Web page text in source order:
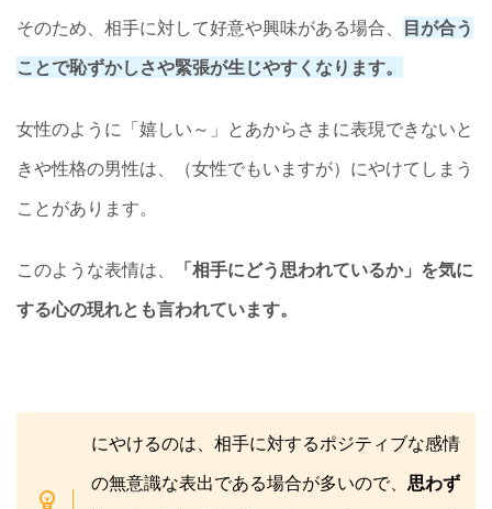
そのため、相手に対して好意や興味がある場合、 目が合う
ことで恥ずかしさや緊張が生じやすくなります。
女性のように「嬉しい～」とあからさまに表現できないと
きや性格の男性は、（女性でもいますが）にやけてしまう
ことがあります。
このような表情は、
「相手にどう思われているか」を気に
する心の現れとも言われています。
にやけるのは、相手に対するポジティブな感情
の無意識な表出である場合が多いので、 思わず